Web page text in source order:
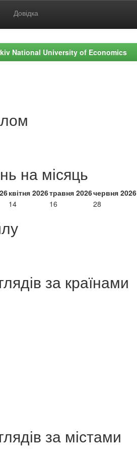
Довідка
National University of Economics
на місяць
квітня 2026травня 2026червня 2026
14 16 28
за країнами
за містами